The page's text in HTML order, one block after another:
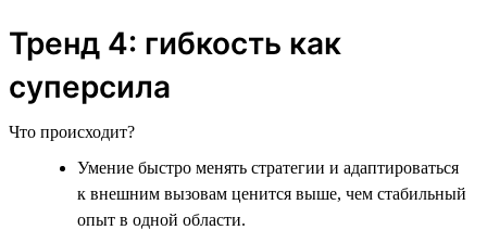
Тренд 4: гибкость как
суперсила
Что происходит?
Умение быстро менять стратегии и адаптироваться
к внешним вызовам ценится выше, чем стабильный
опыт в одной области.